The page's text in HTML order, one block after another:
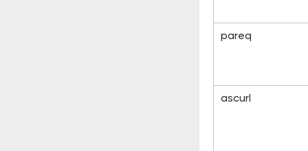
pareq
ascurl